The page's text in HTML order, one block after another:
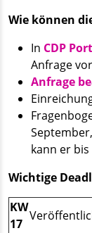
Wie können
In CDP
Anfrage
Anfrage
kann er
Wichtige
KW
17